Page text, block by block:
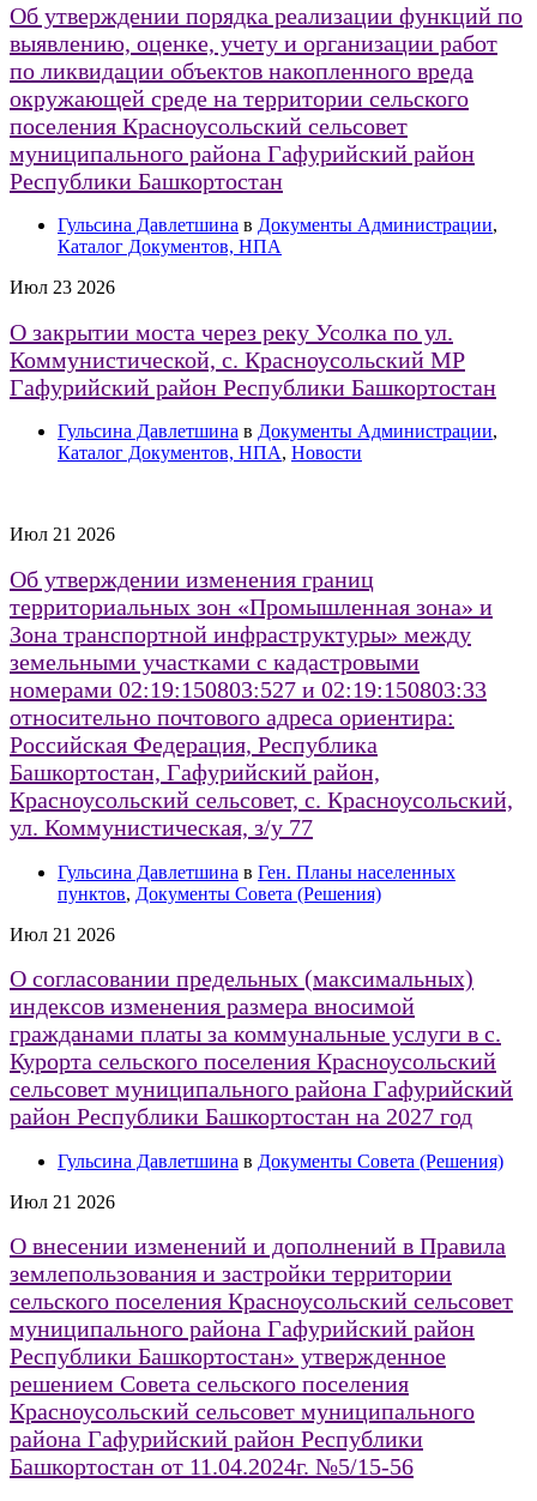
Об утверждении порядка реализации функций по
выявлению, оценке, учету и организации работ
по ликвидации объектов накопленного вреда
окружающей среде на территории сельского
поселения Красноусольский сельсовет
муниципального района Гафурийский район
Республики Башкортостан
Гульсина Давлетшина в Документы Администрации,
Каталог Документов, НПА
Июл 23 2026
О закрытии моста через реку Усолка по ул.
Коммунистической, с. Красноусольский МР
Гафурийский район Республики Башкортостан
Гульсина Давлетшина в Документы Администрации,
Каталог Документов, НПА, Новости
Июл 21 2026
Об утверждении изменения границ
территориальных зон «Промышленная зона» и
Зона транспортной инфраструктуры» между
земельными участками с кадастровыми
номерами 02:19:150803:527 и 02:19:150803:33
относительно почтового адреса ориентира:
Российская Федерация, Республика
Башкортостан, Гафурийский район,
Красноусольский сельсовет, с. Красноусольский,
ул. Коммунистическая, з/у 77
Гульсина Давлетшина в Ген. Планы населенных
пунктов, Документы Совета (Решения)
Июл 21 2026
О согласовании предельных (максимальных)
индексов изменения размера вносимой
гражданами платы за коммунальные услуги в с.
Курорта сельского поселения Красноусольский
сельсовет муниципального района Гафурийский
район Республики Башкортостан на 2027 год
Гульсина Давлетшина в Документы Совета (Решения)
Июл 21 2026
О внесении изменений и дополнений в Правила
землепользования и застройки территории
сельского поселения Красноусольский сельсовет
муниципального района Гафурийский район
Республики Башкортостан» утвержденное
решением Совета сельского поселения
Красноусольский сельсовет муниципального
района Гафурийский район Республики
Башкортостан от 11.04.2024г. №5/15-56